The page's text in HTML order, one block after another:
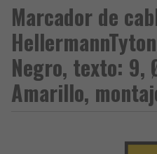
Marcador de
Negro, texto: 9,
Amarillo,